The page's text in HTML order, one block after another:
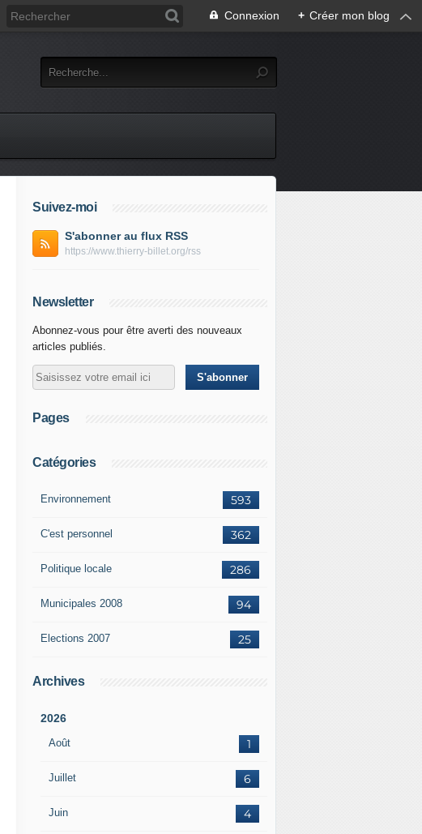
Connexion + Créer mon blog
Suivez-moi
S'abonner au flux RSS
https://www.thierry-billet.org/rss
Newsletter
Abonnez-vous pour être averti des nouveaux
articles publiés.
Pages
Catégories
593
Environnement
362
C'est personnel
286
Politique locale
94
Municipales 2008
25
Elections 2007
Archives
2026
Août 1
Juillet 6
Juin 4